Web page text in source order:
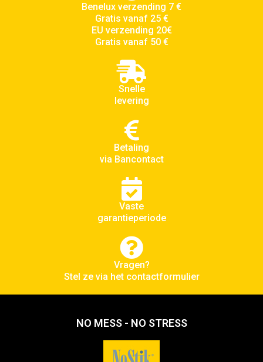
Benelux verzending 7 €
Gratis vanaf 25 €
EU verzending 20€
Gratis vanaf 50 €
Snelle
levering
Betaling
via Bancontact
Vaste
garantieperiode
Vragen?
Stel ze via het contactformulier
NO MESS - NO STRESS